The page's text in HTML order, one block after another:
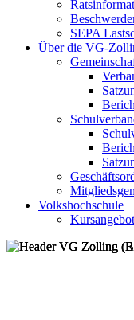
SEPA
Über die VG-
Volkshochschule